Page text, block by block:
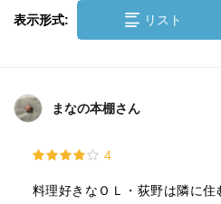
表示形式: リスト
まなの本棚さん
4
料理好きなＯＬ・荻野は隣に